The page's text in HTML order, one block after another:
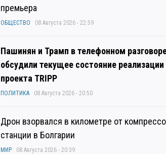
премьера
ОБЩЕСТВО 08 Августа 2026 - 22:59
Пашинян и Трамп в телефонном
обсудили текущее состояние реализации
проекта TRIPP
ПОЛИТИКА 08 Августа 2026 - 20:50
Дрон взорвался в километре от
станции в Болгарии
МИР 08 Августа 2026 - 20:39